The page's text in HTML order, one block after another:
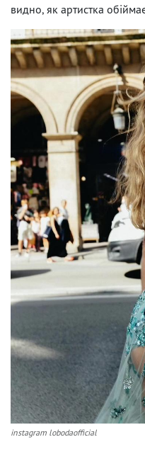
видно, як артистка
instagram lobodaofficial